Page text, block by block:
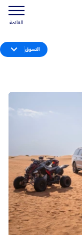
القائمة
التسوق